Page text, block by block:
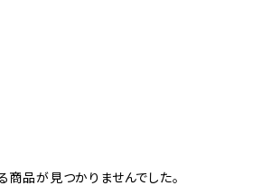
商品が見つかりませんでした。